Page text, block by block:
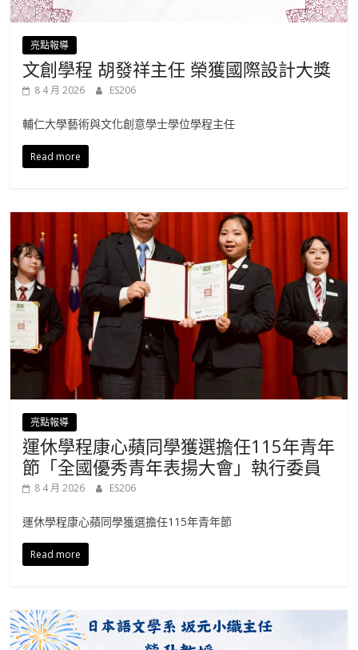
亮點報導
文創學程 胡發祥主任 榮獲國際設計大獎
8 4 月 2026 ES206
輔仁大學藝術與文化創意學士學位學程主任
Read more
亮點報導
運休學程康心蘋同學獲選擔任115年青年
節「全國優秀青年表揚大會」執行委員
8 4 月 2026 ES206
運休學程康心蘋同學獲選擔任115年青年節
Read more